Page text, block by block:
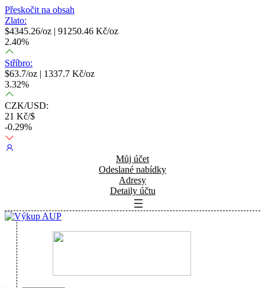
Přeskočit na obsah
Zlato:
$4345.26/oz | 91250.46 Kč/oz
2.40%
Stříbro:
$63.7/oz | 1337.7 Kč/oz
3.32%
CZK/USD:
21 Kč/$
-0.29%
Můj účet
Odeslané nabídky
Adresy
Detaily účtu